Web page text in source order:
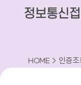
정보통신
HOME > 인증조